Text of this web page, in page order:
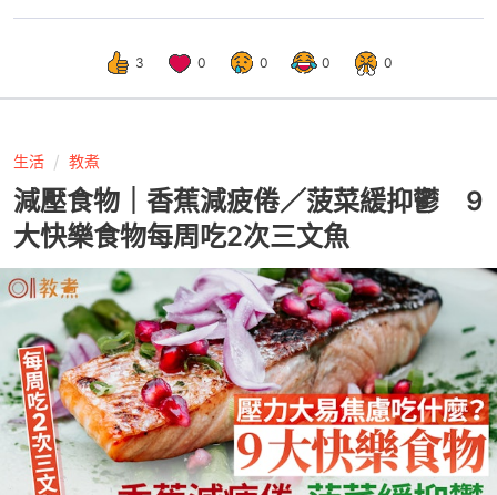
3 0 0 0 0
生活 教煮
減壓食物｜香蕉減疲倦／菠菜緩抑鬱 9
大快樂食物每周吃2次三文魚